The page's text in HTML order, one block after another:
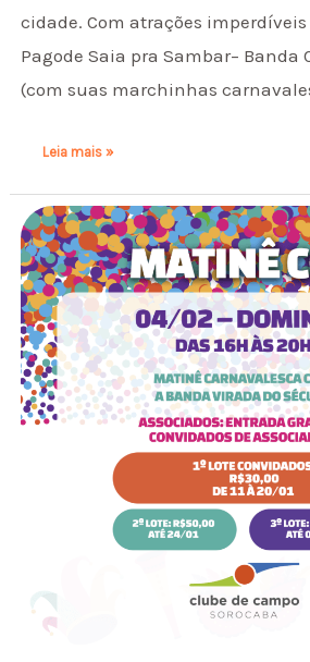
cidade. Com atrações imperdíveis
Pagode Saia pra Sambar– Banda
(com suas marchinhas
Leia mais »
Matinê
Carnavalesca
2024
no
CCS